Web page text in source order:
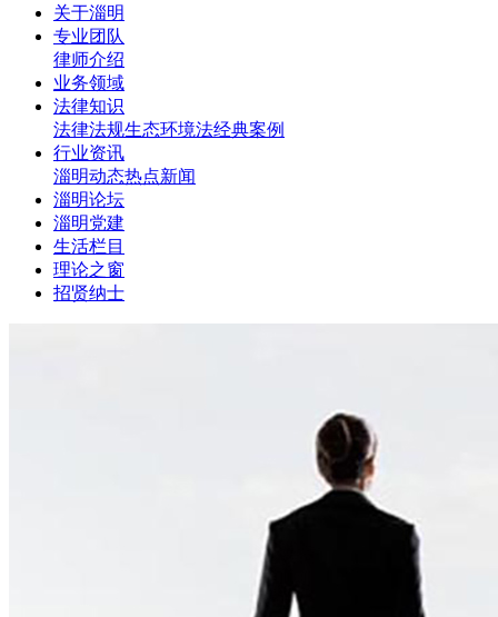
关于淄明
专业团队
律师介绍
业务领域
法律知识
法律法规生态环境法经典案例
行业资讯
淄明动态热点新闻
淄明论坛
淄明党建
生活栏目
理论之窗
招贤纳士